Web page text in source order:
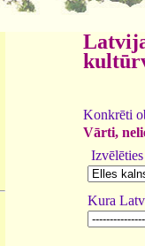
Konkrēti
Vārti,
Kura